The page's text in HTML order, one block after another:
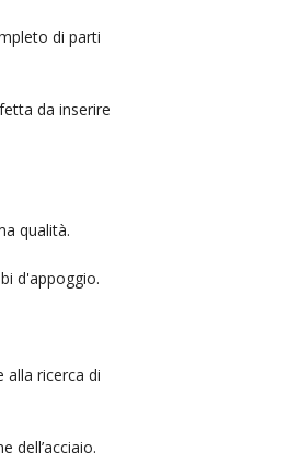
di parti
da inserire
qualità.
d'appoggio.
alla ricerca di
dell’acciaio.